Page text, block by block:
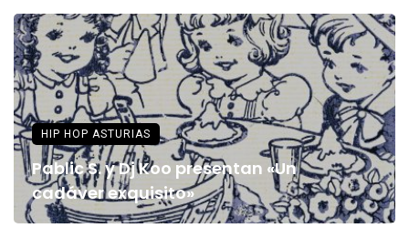
HIP HOP ASTURIAS
Pablic S. y Dj Koo presentan «Un
cadáver exquisito»